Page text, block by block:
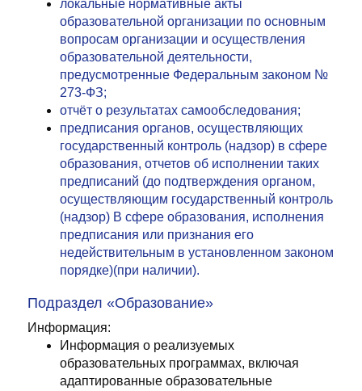
локальные нормативные акты
образовательной организации по основным
вопросам организации и осуществления
образовательной деятельности,
предусмотренные Федеральным законом №
273-ФЗ;
отчёт о результатах самообследования;
предписания органов, осуществляющих
государственный контроль (надзор) в сфере
образования, отчетов об исполнении таких
предписаний (до подтверждения органом,
осуществляющим государственный контроль
(надзор) B сфере образования, исполнения
предписания или признания его
недействительным в установленном законом
порядке)(при наличии).
Подраздел «Образование»
Информация:
Информация о реализуемых
образовательных программах, включая
адаптированные образовательные